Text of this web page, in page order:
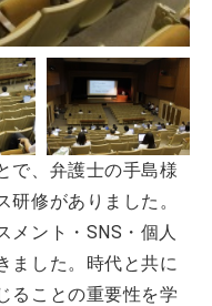
で、弁護士の手島様
修がありました。
メント・SNS・個人
ました。時代と共に
ることの重要性を学